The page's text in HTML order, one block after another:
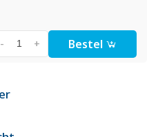
+
- Bestel